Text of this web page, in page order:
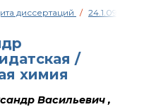
диссертаций 24.1.092.01
/
химия
Васильевич ,